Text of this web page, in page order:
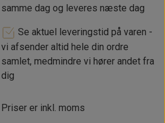
samme dag og leveres næste dag
Se aktuel leveringstid på varen -
vi afsender altid hele din ordre
samlet, medmindre vi hører andet fra
dig
Priser er inkl. moms